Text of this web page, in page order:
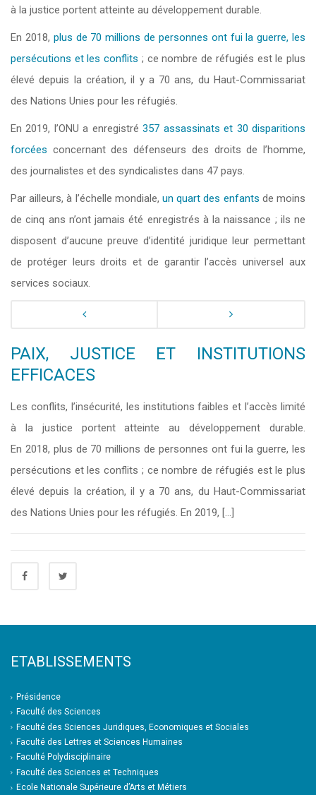
à la justice portent atteinte au développement durable.
En 2018, plus de 70 millions de personnes ont fui la guerre, les
persécutions et les conflits ; ce nombre de réfugiés est le plus
élevé depuis la création, il y a 70 ans, du Haut-Commissariat
des Nations Unies pour les réfugiés.
En 2019, l’ONU a enregistré357 assassinats et 30 disparitions
forcées concernant des défenseurs des droits de l’homme,
des journalistes et des syndicalistes dans 47 pays.
Par ailleurs, à l’échelle mondiale, un quart des enfants de moins
de cinq ans n’ont jamais été enregistrés à la naissance ; ils ne
disposent d’aucune preuve d’identité juridique leur permettant
de protéger leurs droits et de garantir l’accès universel aux
services sociaux.
PAIX, JUSTICE ET INSTITUTIONS
EFFICACES
Les conflits, l’insécurité, les institutions faibles et l’accès limité
à la justice portent atteinte au développement durable.
En 2018, plus de 70 millions de personnes ont fui la guerre, les
persécutions et les conflits ; ce nombre de réfugiés est le plus
élevé depuis la création, il y a 70 ans, du Haut-Commissariat
des Nations Unies pour les réfugiés. En 2019, […]
ETABLISSEMENTS
Présidence
Faculté des Sciences
Faculté des Sciences Juridiques, Economiques et Sociales
Faculté des Lettres et Sciences Humaines
Faculté Polydisciplinaire
Faculté des Sciences et Techniques
Ecole Nationale Supérieure d’Arts et Métiers